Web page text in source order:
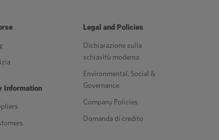
Information
Legal and Policies
Dichiarazione sulla
schiavitù moderna
Environmental, Social &
Governance
Company Policies
Domanda di credito